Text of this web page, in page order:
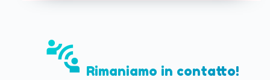
connect_without_contact Rimaniamo in contatto!